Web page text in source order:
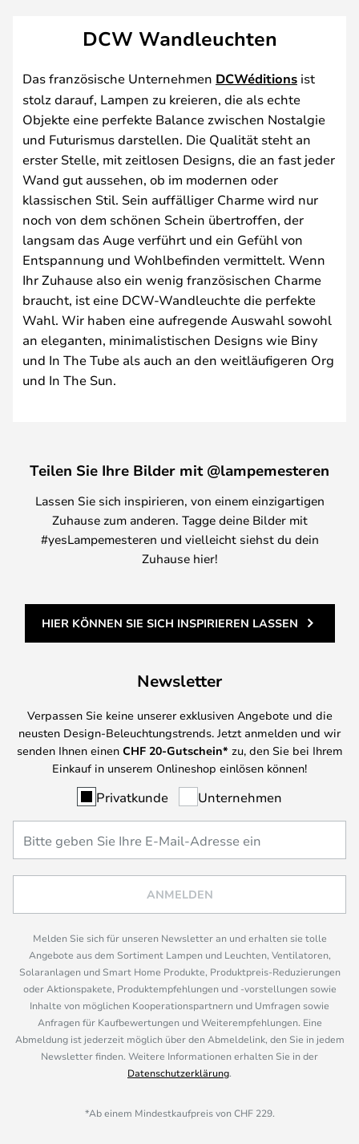
DCW Wandleuchten
Das französische Unternehmen DCWéditions ist
stolz darauf, Lampen zu kreieren, die als echte
Objekte eine perfekte Balance zwischen Nostalgie
und Futurismus darstellen. Die Qualität steht an
erster Stelle, mit zeitlosen Designs, die an fast jeder
Wand gut aussehen, ob im modernen oder
klassischen Stil. Sein auffälliger Charme wird nur
noch von dem schönen Schein übertroffen, der
langsam das Auge verführt und ein Gefühl von
Entspannung und Wohlbefinden vermittelt. Wenn
Ihr Zuhause also ein wenig französischen Charme
braucht, ist eine DCW-Wandleuchte die perfekte
Wahl. Wir haben eine aufregende Auswahl sowohl
an eleganten, minimalistischen Designs wie Biny
und In The Tube als auch an den weitläufigeren Org
und In The Sun.
Teilen Sie Ihre Bilder mit @lampemesteren
Lassen Sie sich inspirieren, von einem einzigartigen
Zuhause zum anderen. Tagge deine Bilder mit
#yesLampemesteren und vielleicht siehst du dein
Zuhause hier!
HIER KÖNNEN SIE SICH INSPIRIEREN LASSEN
Newsletter
Verpassen Sie keine unserer exklusiven Angebote und die
neusten Design-Beleuchtungstrends. Jetzt anmelden und wir
senden Ihnen einen CHF 20-Gutschein* zu, den Sie bei Ihrem
Einkauf in unserem Onlineshop einlösen können!
Privatkunde Unternehmen
ANMELDEN
Melden Sie sich für unseren Newsletter an und erhalten sie tolle
Angebote aus dem Sortiment Lampen und Leuchten, Ventilatoren,
Solaranlagen und Smart Home Produkte, Produktpreis-Reduzierungen
oder Aktionspakete, Produktempfehlungen und -vorstellungen sowie
Inhalte von möglichen Kooperationspartnern und Umfragen sowie
Anfragen für Kaufbewertungen und Weiterempfehlungen. Eine
Abmeldung ist jederzeit möglich über den Abmeldelink, den Sie in jedem
Newsletter finden. Weitere Informationen erhalten Sie in der
Datenschutzerklärung.
*Ab einem Mindestkaufpreis von CHF 229.